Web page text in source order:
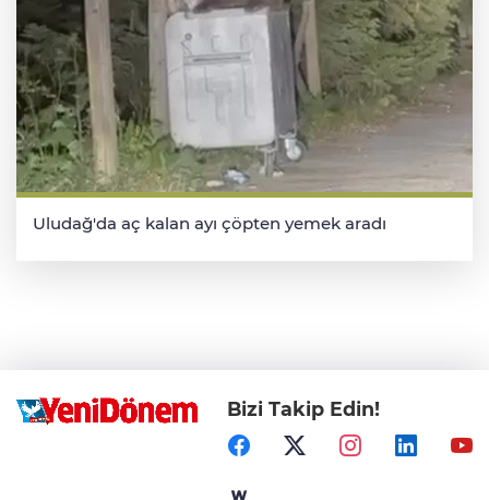
Uludağ'da aç kalan ayı çöpten yemek aradı
Bizi Takip Edin!